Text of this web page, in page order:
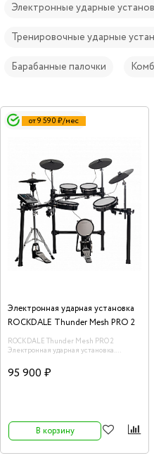
Электронные ударные
Тренировочные ударные
Барабанные палочки
от 9 590 ₽/мес
Электронная ударная установка
ROCKDALE Thunder Mesh PRO 2
ROCKDALE Thunder Mesh PRO 2
Электронная ударная установка.
95 900 ₽
В корзину